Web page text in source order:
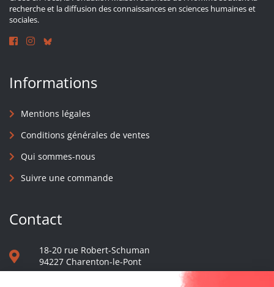
recherche et la diffusion des connaissances en sciences humaines et
sociales.
Informations
Mentions légales
Conditions générales de ventes
Qui sommes-nous
Suivre une commande
Contact
18-20 rue Robert-Schuman
94227 Charenton-le-Pont